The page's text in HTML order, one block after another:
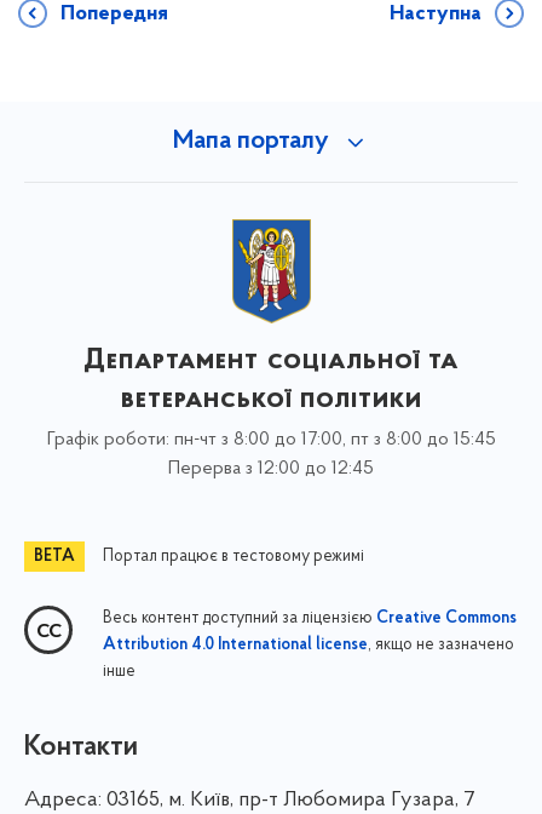
Попередня Наступна
Мапа порталу
Департамент соціальної та
ветеранської політики
Графік роботи: пн-чт з 8:00 до 17:00, пт з 8:00 до 15:45
Перерва з 12:00 до 12:45
Портал працює в тестовому режимі
Весь контент доступний за ліцензією Creative Commons
Attribution 4.0 International license, якщо не зазначено
інше
Контакти
Адреса: 03165, м. Київ, пр-т Любомира Гузара, 7